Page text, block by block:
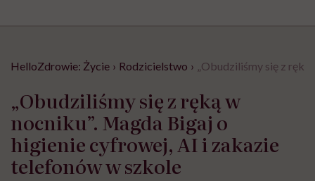
HelloZdrowie: Życie › Rodzicielstwo › „Obudziliśmy się z
„Obudziliśmy się z ręką w
nocniku”. Magda Bigaj o
higienie cyfrowej, AI i zakazie
telefonów w szkole